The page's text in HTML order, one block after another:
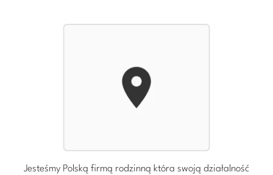
Jesteśmy Polską firmą rodzinną która swoją działalność